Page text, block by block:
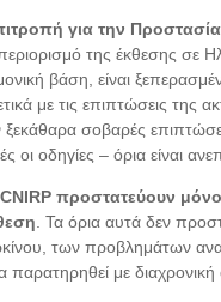
για την
της έκθεσης σε
βάση, είναι
με τις επιπτώσεις της
ξεκάθαρα σοβαρές
οι οδηγίες – όρια είναι
προστατεύουν
. Τα όρια αυτά δεν
των προβλημάτων
παρατηρηθεί με